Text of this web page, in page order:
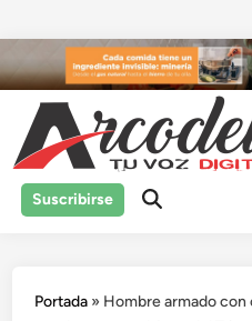
al
contenido
Suscribirse
Portada » Hombre armado